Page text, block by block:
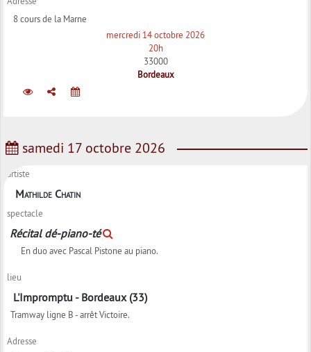
8 cours de la Marne
mercredi 14 octobre 2026
20h
33000
Bordeaux
samedi 17 octobre 2026
artiste
Mathilde Chatin
spectacle
Récital dé-piano-té
En duo avec Pascal Pistone au piano.
lieu
L'Impromptu - Bordeaux (33)
Tramway ligne B - arrêt Victoire.
Adresse